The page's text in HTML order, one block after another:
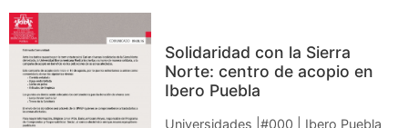
Solidaridad con la Sierra
Norte: centro de acopio en
Ibero Puebla
Universidades |#000 | Ibero Puebla